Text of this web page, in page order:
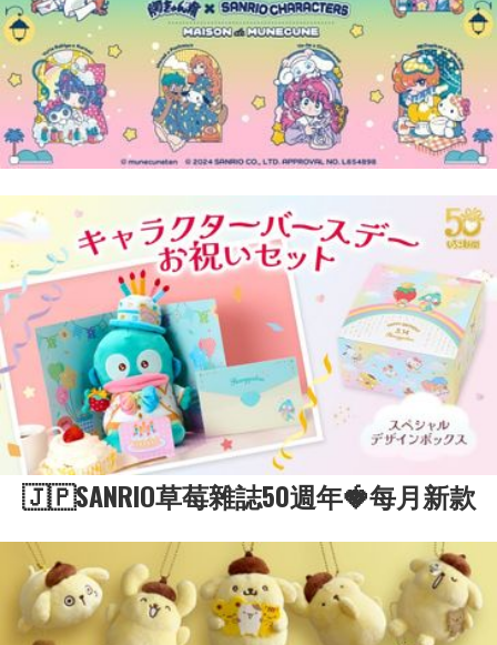
🇯🇵SANRIO草莓雜誌50週年🍓每月新款